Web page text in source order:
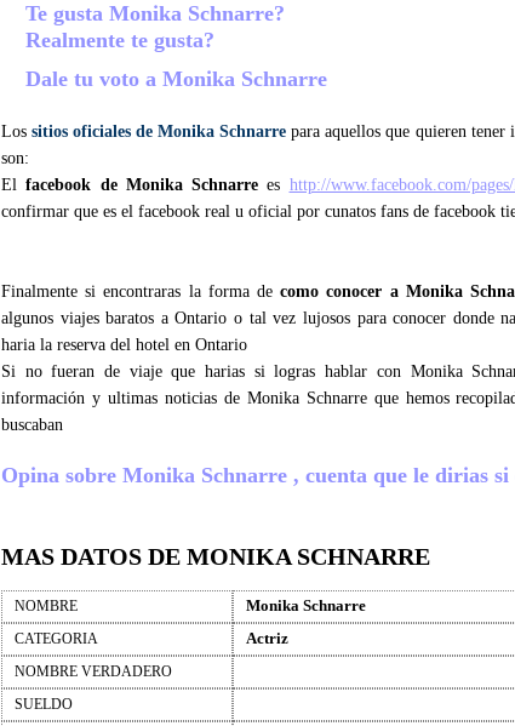
Te gusta Monika Schnarre?
Realmente te gusta?
Dale tu voto a Monika Schnarre
Lossitios oficiales de Monika Schnarre para aquellos que quieren tener
son:
Elfacebook de Monika Schnarre es http://www.facebook.com/
confirmar que es el facebook real u oficial por cunatos fans de facebook
Finalmente si encontraras la forma decomo conocer a Monika
algunos viajes baratos a Ontario o tal vez lujosos para conocer donde
haria la reserva del hotel en Ontario
Si no fueran de viaje que harias si logras hablar con Monika
información y ultimas noticias de Monika Schnarre que hemos
buscaban
Opina sobre Monika Schnarre , cuenta que le dirias
MAS DATOS DE MONIKA SCHNARRE
NOMBRE Monika Schnarre
CATEGORIA Actriz
NOMBRE VERDADERO
SUELDO